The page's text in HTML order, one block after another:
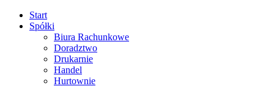
Start
Spółki
Biura Rachunkowe
Doradztwo
Drukarnie
Handel
Hurtownie